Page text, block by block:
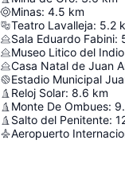
Minas: 4.5 km
Teatro Lavalleja: 5.2
Sala Eduardo Fabini:
Museo Litico del
Casa Natal de Juan
Estadio Municipal
Reloj Solar: 8.6 km
Monte De Ombues:
Salto del Penitente: